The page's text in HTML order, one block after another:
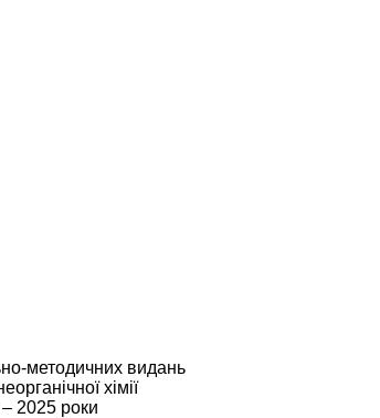
методичних видань
хімії
2025 роки